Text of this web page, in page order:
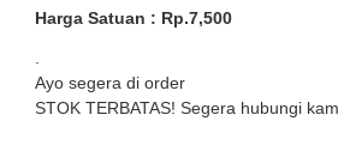
Harga Satuan : Rp.7,500
Ayo segera di order
STOK TERBATAS! Segera hubungi